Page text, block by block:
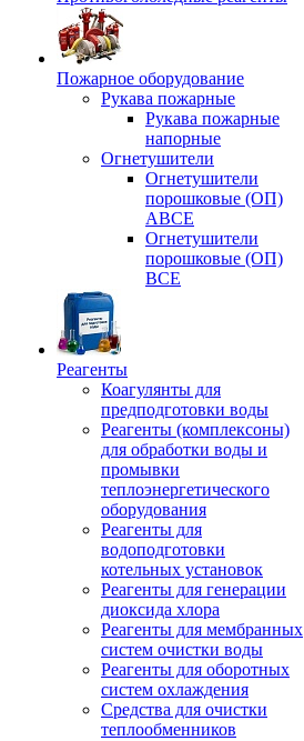
Пожарное оборудование
Рукава пожарные
Рукава пожарные
напорные
Огнетушители
Огнетушители
порошковые (ОП)
АВСЕ
Огнетушители
порошковые (ОП)
ВСЕ
Реагенты
Коагулянты для
предподготовки воды
Реагенты (комплексоны)
для обработки воды и
промывки
теплоэнергетического
оборудования
Реагенты для
водоподготовки
котельных установок
Реагенты для генерации
диоксида хлора
Реагенты для мембранных
систем очистки воды
Реагенты для оборотных
систем охлаждения
Средства для очистки
теплообменников